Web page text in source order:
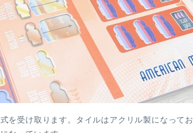
を受け取ります。タイルはアクリル製になってお